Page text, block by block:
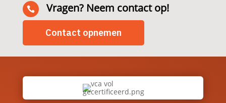
 Vragen? Neem contact op!
Contact opnemen